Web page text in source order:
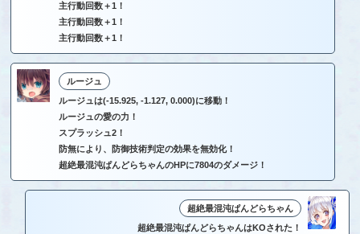
主行動回数＋1！
主行動回数＋1！
主行動回数＋1！
ルージュ
ルージュは(-15.925, -1.127, 0.000)に移動！
ルージュの愛の力！
スプラッシュ2！
防無により、防御技術判定の効果を無効化！
超絶最混沌ぱんどらちゃんのHPに7804のダメージ！
超絶最混沌ぱんどらちゃん
超絶最混沌ぱんどらちゃんはKOされた！